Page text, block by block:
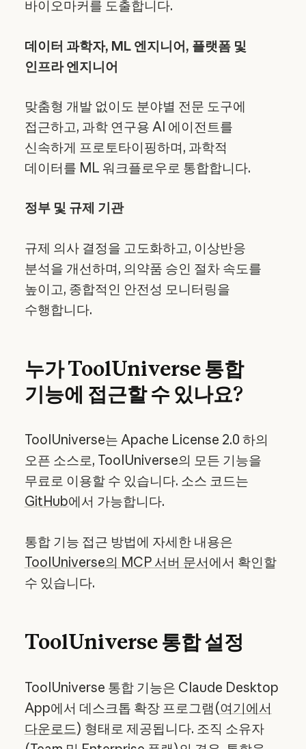
바이오마커를 도출합니다.
데이터 과학자, ML 엔지니어, 플랫폼 및
인프라 엔지니어
맞춤형 개발 없이도 분야별 전문 도구에
접근하고, 과학 연구용 AI 에이전트를
신속하게 프로토타이핑하며, 과학적
데이터를 ML 워크플로우로 통합합니다.
정부 및 규제 기관
규제 의사 결정을 고도화하고, 이상반응
분석을 개선하며, 의약품 승인 절차 속도를
높이고, 종합적인 안전성 모니터링을
수행합니다.
누가 ToolUniverse 통합
기능에 접근할 수 있나요?
ToolUniverse는 Apache License 2.0 하의
오픈 소스로, ToolUniverse의 모든 기능을
무료로 이용할 수 있습니다. 소스 코드는
GitHub에서 가능합니다.
통합 기능 접근 방법에 자세한 내용은
ToolUniverse의 MCP 서버 문서에서 확인할
수 있습니다.
ToolUniverse 통합 설정
ToolUniverse 통합 기능은 Claude Desktop
App에서 데스크톱 확장 프로그램(여기에서
다운로드) 형태로 제공됩니다. 조직 소유자